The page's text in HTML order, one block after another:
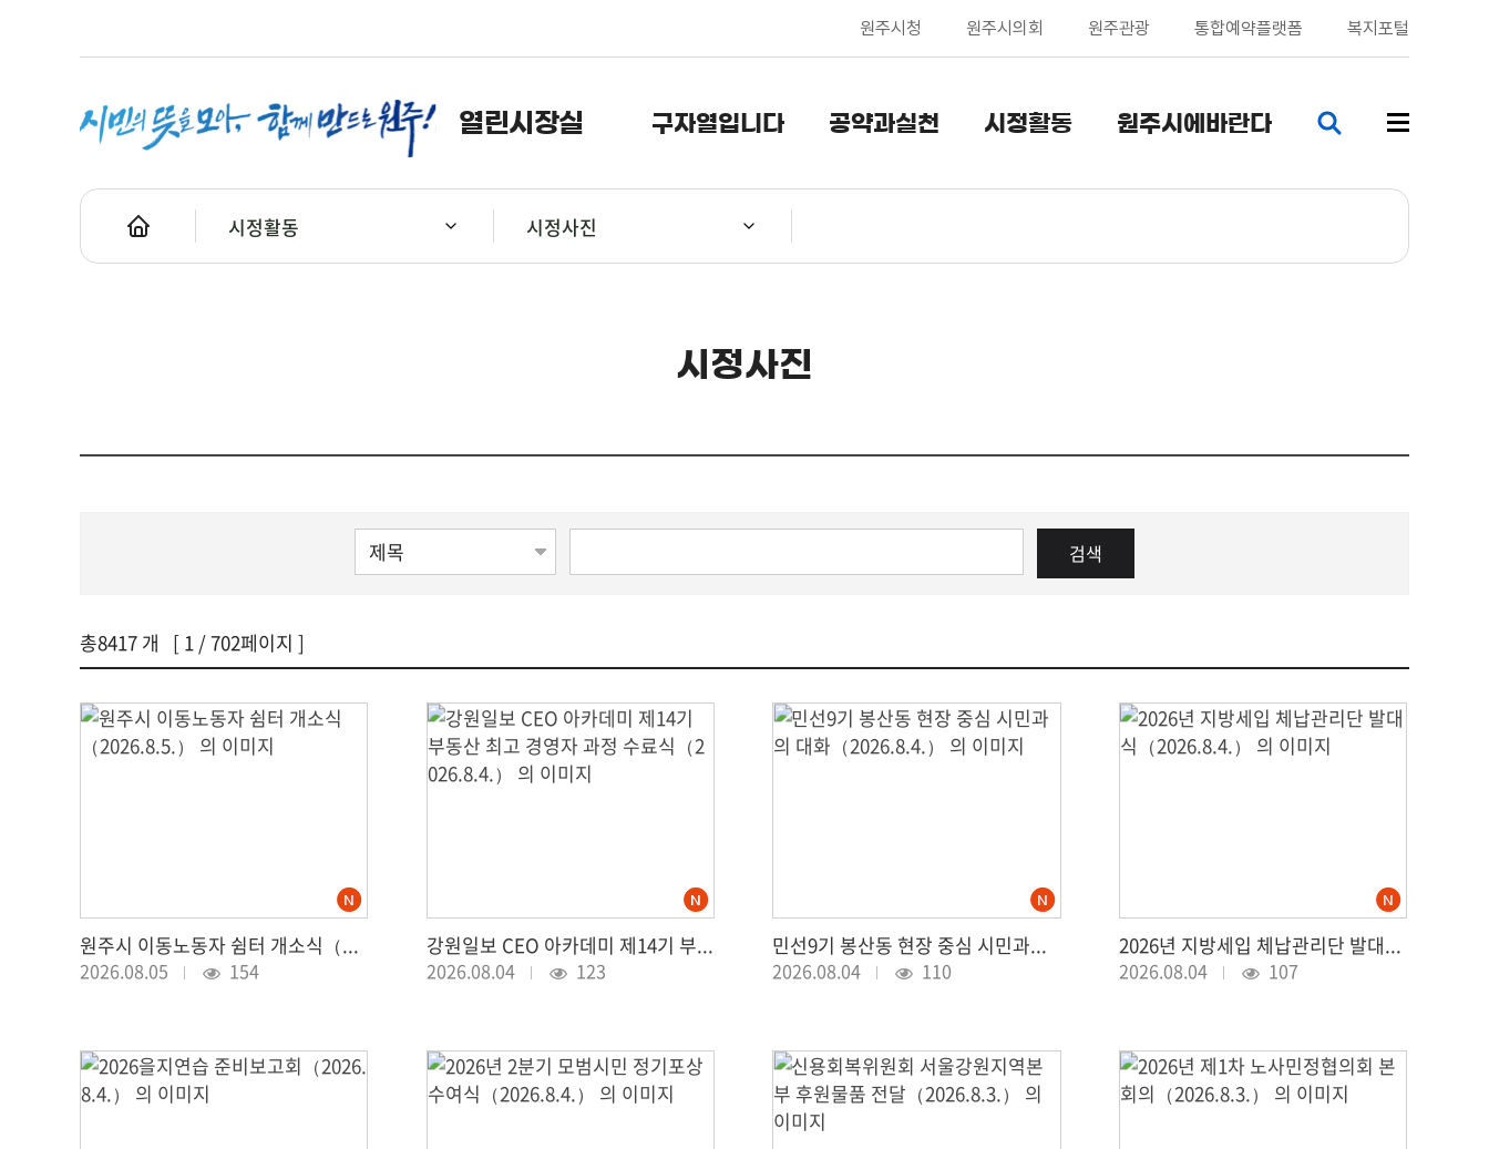
원주시청 원주시의회 원주관광 통합예약플랫폼 복지포털
열린시장실 구자열입니다 공약과실천 시정활동 원주시에바란다
시정활동 시정사진
시정사진
총8417 개 [ 1 / 702페이지 ]
원주시 이동노동자 쉼터 개소식（2026.8.5.）
2026.08.05 154
강원일보 CEO 아카데미 제14기 부동산 최고 경영자 과정 수료식（2026.8.4.）
2026.08.04 123
민선9기 봉산동 현장 중심 시민과의 대화（2026.8.4.）
2026.08.04 110
2026년 지방세입 체납관리단 발대식（2026.8.4.）
2026.08.04 107